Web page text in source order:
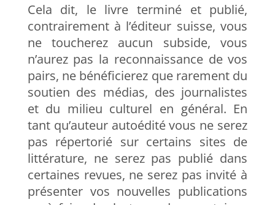
Cela dit, le livre terminé et publié,
contrairement à l’éditeur suisse, vous
ne toucherez aucun subside, vous
n’aurez pas la reconnaissance de vos
pairs, ne bénéficierez que rarement du
soutien des médias, des journalistes
et du milieu culturel en général. En
tant qu’auteur autoédité vous ne serez
pas répertorié sur certains sites de
littérature, ne serez pas publié dans
certaines revues, ne serez pas invité à
présenter vos nouvelles publications